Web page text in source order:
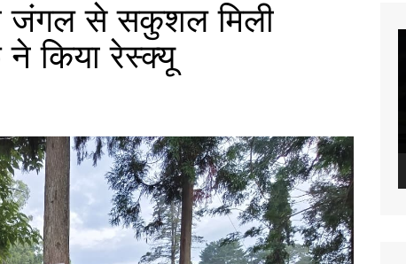
जंगल से सकुशल मिली
किया रेस्क्यू